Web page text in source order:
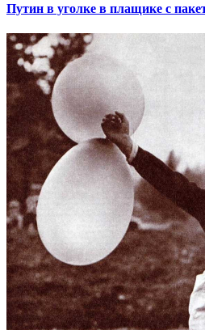
Путин в уголке в плащике с